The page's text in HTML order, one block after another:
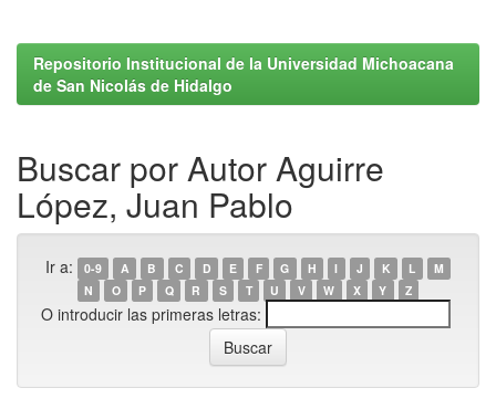
Repositorio Institucional de la Universidad Michoacana
de San Nicolás de Hidalgo
Buscar por Autor Aguirre
López, Juan Pablo
Ir a: 0-9 A B C D E F G H I J K L
M
N
O P Q R S T U V W X Y Z
O introducir las primeras letras: